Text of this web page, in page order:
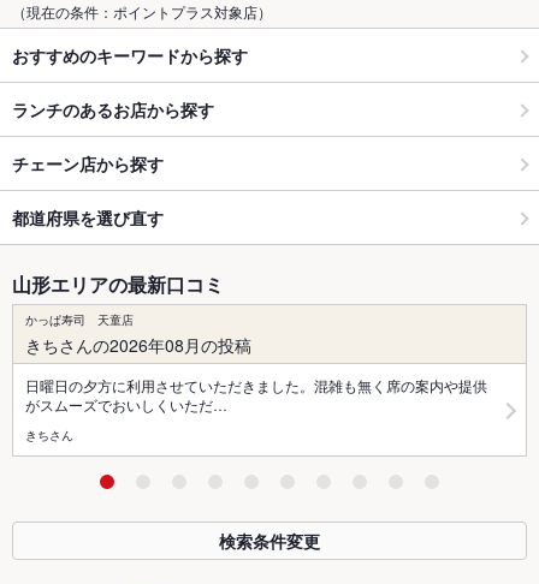
（現在の条件：ポイントプラス対象店）
おすすめのキーワードから探す
ランチのあるお店から探す
チェーン店から探す
都道府県を選び直す
山形エリアの最新口コミ
かっぱ寿司 天童店
きちさんの2026年08月の投稿
日曜日の夕方に利用させていただきました。混雑も無く席の案内や提供
がスムーズでおいしくいただ…
きちさん
検索条件変更